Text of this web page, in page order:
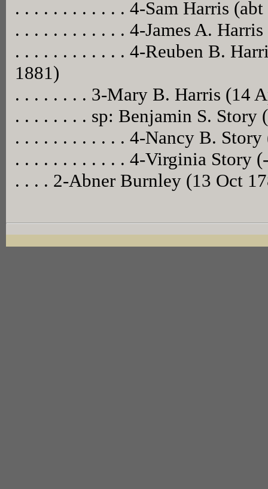
. . . . . . . . . . . . 4-Sam Harris
. . . . . . . . . . . . 4-James A.
. . . . . . . . . . . . 4-Reuben B.
1881)
. . . . . . . . 3-Mary B. Harris (14
. . . . . . . . sp: Benjamin S. Story
. . . . . . . . . . . . 4-Nancy B. Story
. . . . . . . . . . . . 4-Virginia Story
. . . . 2-Abner Burnley (13 Oct